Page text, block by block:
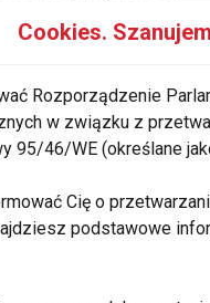
- ważne,
Poświęcenie kilku
w życiu pojawia
buzia może
krążenie i dodać
twarzy.
sprzęt – wystarczy
Cookies.
Rozporządzenie
w związku z
46/WE (określane
Cię o
podstawowe